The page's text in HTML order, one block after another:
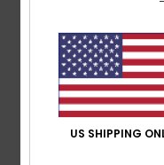
100% de nos
US SHIPPING